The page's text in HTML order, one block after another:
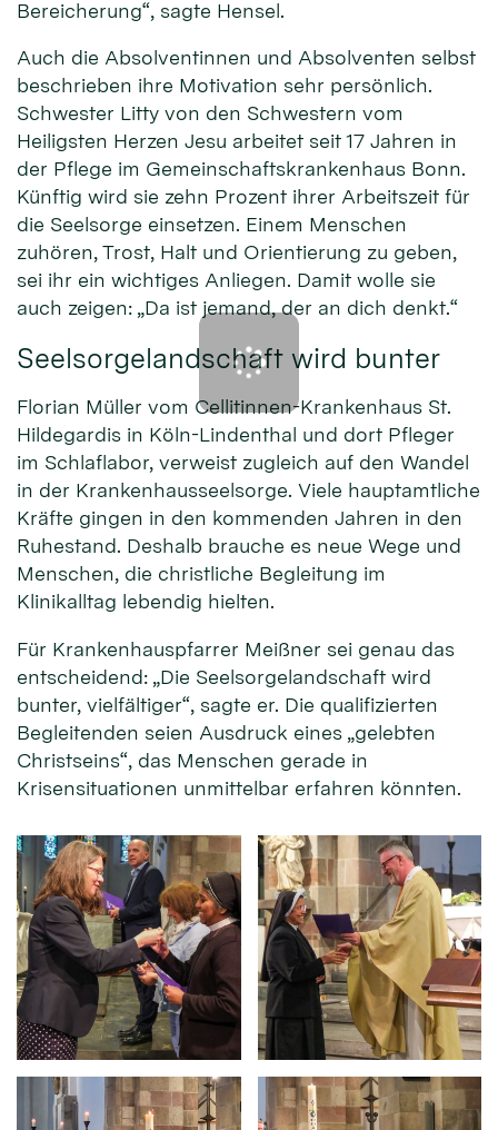
Bereicherung“, sagte Hensel.
Auch die Absolventinnen und Absolventen selbst
beschrieben ihre Motivation sehr persönlich.
Schwester Litty von den Schwestern vom
Heiligsten Herzen Jesu arbeitet seit 17 Jahren in
der Pflege im Gemeinschaftskrankenhaus Bonn.
Künftig wird sie zehn Prozent ihrer Arbeitszeit für
die Seelsorge einsetzen. Einem Menschen
zuhören, Trost, Halt und Orientierung zu geben,
sei ihr ein wichtiges Anliegen. Damit wolle sie
auch zeigen: „Da ist jemand, der an dich denkt.“
Seelsorgelandschaft wird bunter
Florian Müller vom Cellitinnen-Krankenhaus St.
Hildegardis in Köln-Lindenthal und dort Pfleger
im Schlaflabor, verweist zugleich auf den Wandel
in der Krankenhausseelsorge. Viele hauptamtliche
Kräfte gingen in den kommenden Jahren in den
Ruhestand. Deshalb brauche es neue Wege und
Menschen, die christliche Begleitung im
Klinikalltag lebendig hielten.
Für Krankenhauspfarrer Meißner sei genau das
entscheidend: „Die Seelsorgelandschaft wird
bunter, vielfältiger“, sagte er. Die qualifizierten
Begleitenden seien Ausdruck eines „gelebten
Christseins“, das Menschen gerade in
Krisensituationen unmittelbar erfahren könnten.